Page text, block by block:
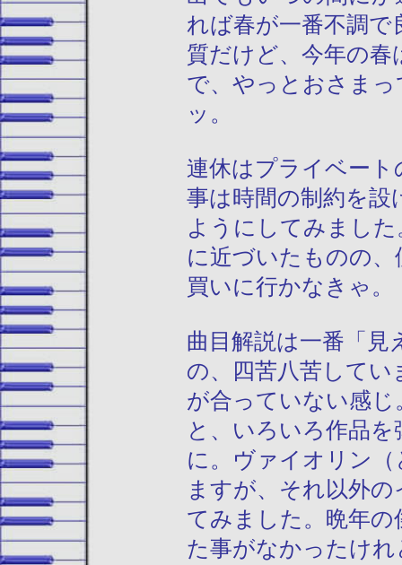
れば春が一番不調
質だけど、今年の
で、やっとおさま
ッ。
連休はプライベー
事は時間の制約を
ようにしてみまし
に近づいたものの
買いに行かなきゃ。
曲目解説は一番「
の、四苦八苦して
が合っていない感
と、いろいろ作品
に。ヴァイオリン
ますが、それ以外
てみました。晩年の
た事がなかったけ